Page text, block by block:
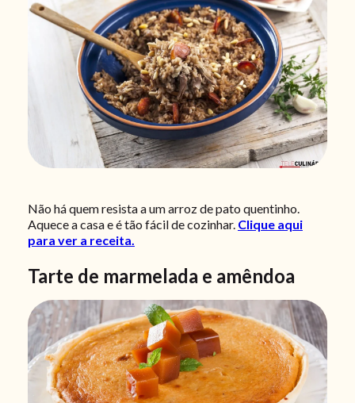
Não há quem resista a um arroz de pato quentinho.
Aquece a casa e é tão fácil de cozinhar. Clique aqui
para ver a receita.
Tarte de marmelada e amêndoa